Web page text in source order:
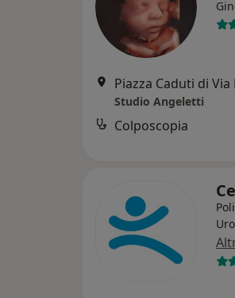
Piazza Caduti di
Studio Angeletti
Colposcopia